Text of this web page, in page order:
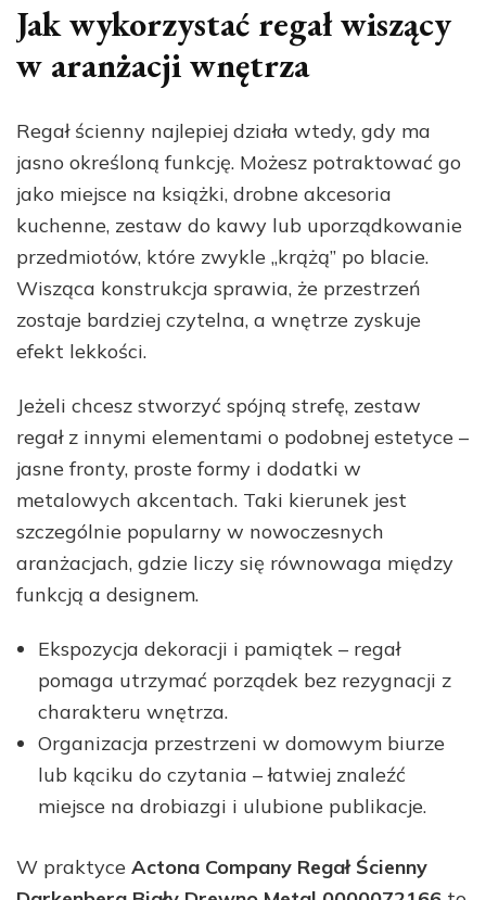
Jak wykorzystać regał wiszący
w aranżacji wnętrza
Regał ścienny najlepiej działa wtedy, gdy ma
jasno określoną funkcję. Możesz potraktować go
jako miejsce na książki, drobne akcesoria
kuchenne, zestaw do kawy lub uporządkowanie
przedmiotów, które zwykle „krążą” po blacie.
Wisząca konstrukcja sprawia, że przestrzeń
zostaje bardziej czytelna, a wnętrze zyskuje
efekt lekkości.
Jeżeli chcesz stworzyć spójną strefę, zestaw
regał z innymi elementami o podobnej estetyce –
jasne fronty, proste formy i dodatki w
metalowych akcentach. Taki kierunek jest
szczególnie popularny w nowoczesnych
aranżacjach, gdzie liczy się równowaga między
funkcją a designem.
Ekspozycja dekoracji i pamiątek – regał
pomaga utrzymać porządek bez rezygnacji z
charakteru wnętrza.
Organizacja przestrzeni w domowym biurze
lub kąciku do czytania – łatwiej znaleźć
miejsce na drobiazgi i ulubione publikacje.
W praktyce Actona Company Regał Ścienny